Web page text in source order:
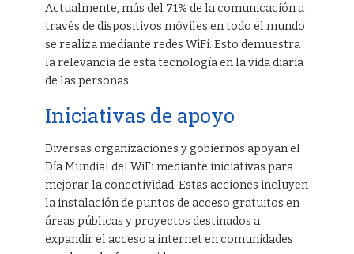
Actualmente, más del 71% de la comunicación a
través de dispositivos móviles en todo el mundo
se realiza mediante redes WiFi. Esto demuestra
la relevancia de esta tecnología en la vida diaria
de las personas.
Iniciativas de apoyo
Diversas organizaciones y gobiernos apoyan el
Día Mundial del WiFi mediante iniciativas para
mejorar la conectividad. Estas acciones incluyen
la instalación de puntos de acceso gratuitos en
áreas públicas y proyectos destinados a
expandir el acceso a internet en comunidades